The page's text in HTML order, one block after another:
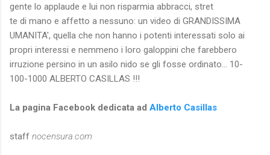
gente lo applaude e lui non risparmia abbracci, stret
te di mano e affetto a nessuno: un video di GRANDISSIMA
UMANITA', quella che non hanno i potenti interessati solo ai
propri interessi e nemmeno i loro galoppini che farebbero
irruzione persino in un asilo nido se gli fosse ordinato... 10-
100-1000 ALBERTO CASILLAS !!!
La pagina Facebook dedicata ad Alberto Casillas
staff nocensura.com